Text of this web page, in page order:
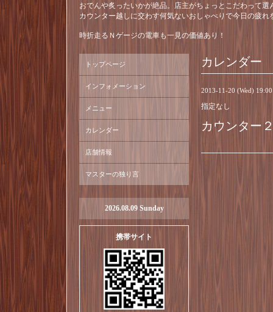
おでんや炙ったいかが絶品。店主がちょっとこだわって
カウンター越しに交わす何気ないおしゃべりで今日の疲れ
時折走るＮゲージの電車も一見の価値あり！
カレンダー
2013-11-20 (Wed)
指定なし
カウンター
トップページ
インフォメーション
メニュー
カレンダー
店舗情報
マスターの独り言
2026.08.09 Sunday
携帯サイト